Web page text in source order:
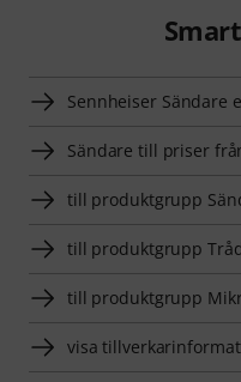
Sennheiser Sändare
Sändare till priser
till produktgrupp
till produktgrupp
till produktgrupp
visa